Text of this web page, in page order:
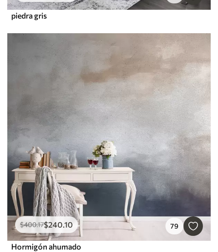
piedra gris
$400.17$240 .10 79
Hormigón ahumado